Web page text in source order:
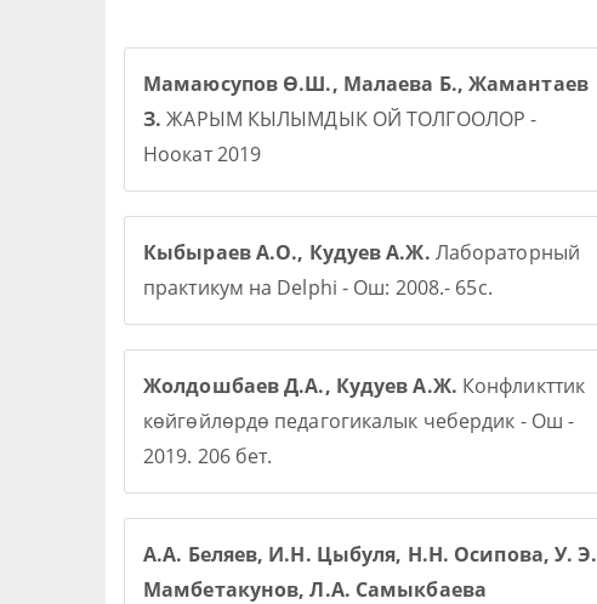
Мамаюсупов Ө.Ш., Малаева Б., Жамантаев
З. ЖАРЫМ КЫЛЫМДЫК ОЙ ТОЛГООЛОР -
Ноокат 2019
Кыбыраев А.О., Кудуев А.Ж. Лабораторный
практикум на Delphi - Ош: 2008.- 65с.
Жолдошбаев Д.А., Кудуев А.Ж. Конфликттик
көйгөйлөрдө педагогикалык чебердик - Ош -
2019. 206 бет.
А.А. Беляев, И.Н. Цыбуля, Н.Н. Осипова, У. Э.
Мамбетакунов, Л.А. Самыкбаева